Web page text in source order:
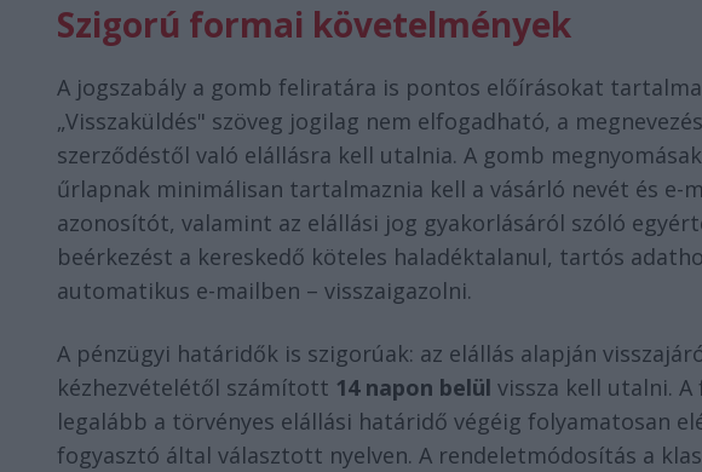
Szigorú formai követelmények
A jogszabály a gomb feliratára is pontos előírásokat
„Visszaküldés" szöveg jogilag nem elfogadható, a
szerződéstől való elállásra kell utalnia. A gomb
űrlapnak minimálisan tartalmaznia kell a vásárló nevét és e-
azonosítót, valamint az elállási jog gyakorlásáról szóló
beérkezést a kereskedő köteles haladéktalanul, tartós
automatikus e-mailben – visszaigazolni.
A pénzügyi határidők is szigorúak: az elállás alapján
kézhezvételétől számított 14 napon belül vissza kell utalni.
legalább a törvényes elállási határidő végéig folyamatosan
fogyasztó által választott nyelven. A rendeletmódosítás a